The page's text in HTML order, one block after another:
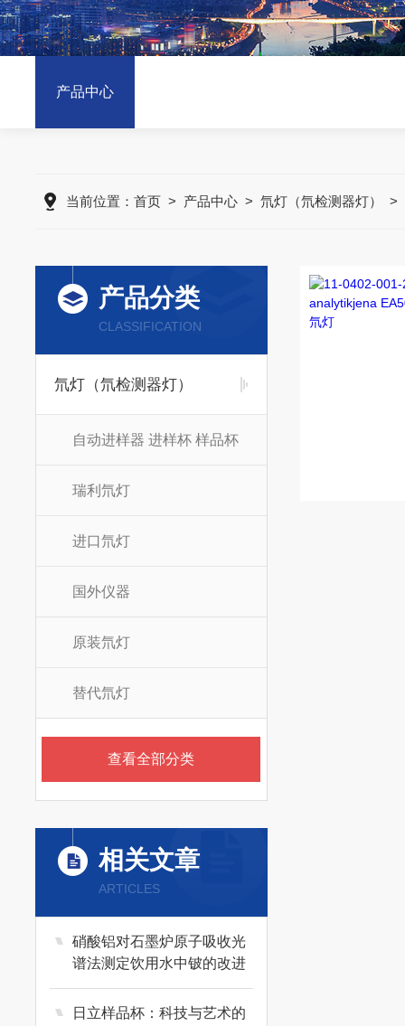
产品中心
当前位置： 首页 > 产品中心 > 氘灯（氘检测器灯） >
产品分类
CLASSIFICATION
氘灯（氘检测器灯）
自动进样器 进样杯 样品杯
瑞利氘灯
进口氘灯
国外仪器
原装氘灯
替代氘灯
查看全部分类
相关文章
ARTICLES
硝酸铝对石墨炉原子吸收光
谱法测定饮用水中铍的改进
日立样品杯：科技与艺术的